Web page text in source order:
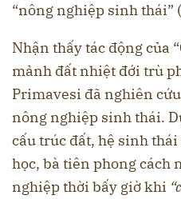
“nông nghiệp sinh thái” (
Nhận thấy tác động của
mảnh đất nhiệt đới trù
Primavesi đã nghiên
nông nghiệp sinh thái.
cấu trúc đất, hệ sinh
học, bà tiên phong cách
nghiệp thời bấy giờ khi